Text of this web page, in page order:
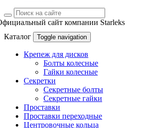
сайт компании Starleks
Каталог
Toggle navigation
Крепеж для дисков
Болты колесные
Гайки колесные
Секретки
Секретные болты
Секретные гайки
Проставки
Проставки переходные
Центровочные кольца